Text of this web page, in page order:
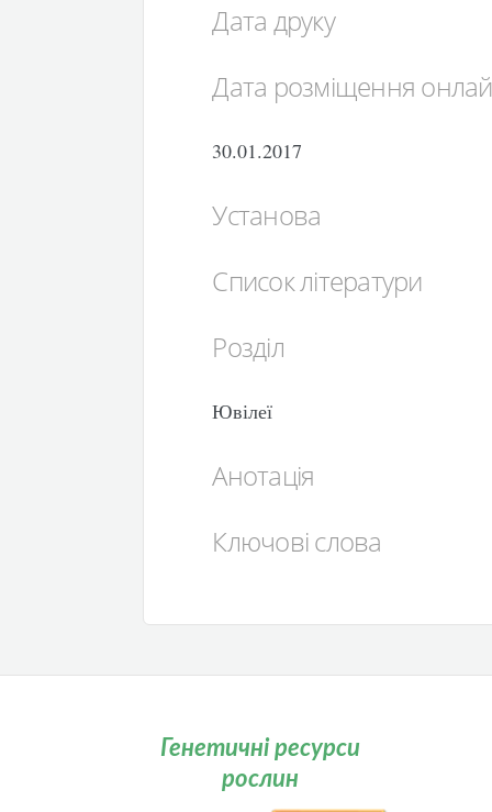
Дата друку
Дата розміщення
30.01.2017
Установа
Список літератури
Розділ
Ювілеї
Анотація
Ключові слова
Генетичні ресурси
рослин